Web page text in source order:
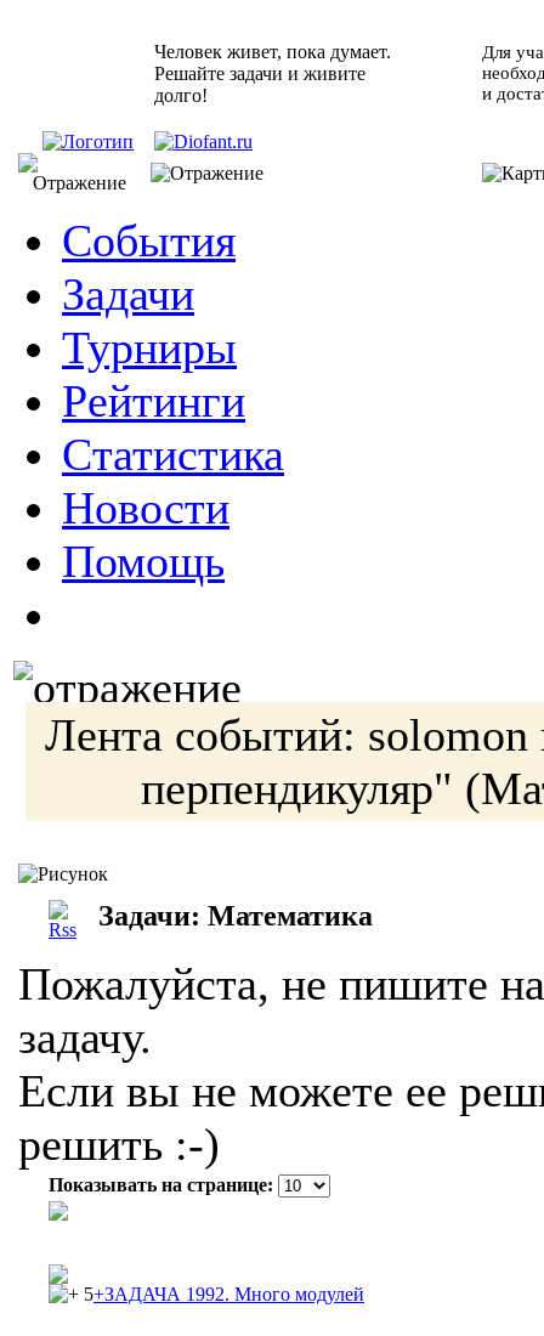
Человек живет, пока думает.
Решайте задачи и живите
долго!
Для
и
События
Задачи
Турниры
Рейтинги
Статистика
Новости
Помощь
Лента событий: solomon
перпендикуляр"
Задачи: Математика
Пожалуйста, не пишите
задачу.
Если вы не можете ее
решить :-)
Показывать на странице:
5+ЗАДАЧА 1992. Много модулей